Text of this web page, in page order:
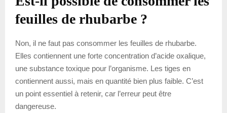
feuilles de rhubarbe ?
Non, il ne faut pas consommer les feuilles de rhubarbe.
Elles contiennent une forte concentration d’acide oxalique,
une substance toxique pour l’organisme. Les tiges en
contiennent aussi, mais en quantité bien plus faible. C’est
un point essentiel à retenir, car l’erreur peut être
dangereuse.